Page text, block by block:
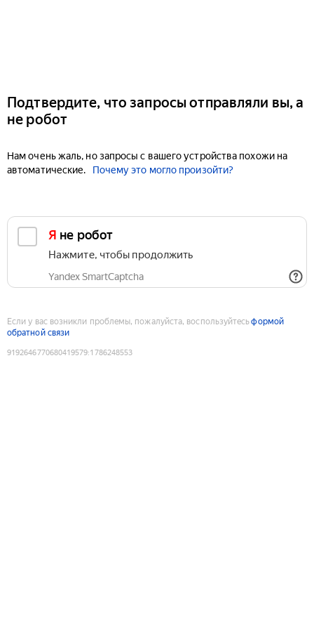
Подтвердите, что запросы отправляли вы, а
не робот
Нам очень жаль, но запросы с вашего устройства похожи на
автоматические.
Почему это могло произойти?
Я не робот
Нажмите, чтобы продолжить
Yandex SmartCaptcha
Если у вас возникли проблемы, пожалуйста, воспользуйтесьформой
обратной связи
9192646770680419579:1786248553